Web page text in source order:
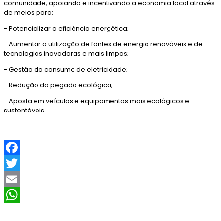
comunidade, apoiando e incentivando a economia local através
de meios para:
- Potencializar a eficiência energética;
- Aumentar a utilização de fontes de energia renováveis e de
tecnologias inovadoras e mais limpas;
- Gestão do consumo de eletricidade;
- Redução da pegada ecológica;
- Aposta em veículos e equipamentos mais ecológicos e
sustentáveis.
F
a
c
T
w
E